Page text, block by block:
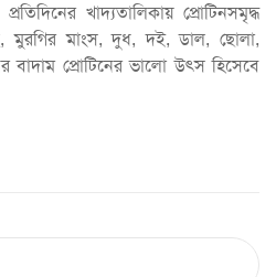
খাদ্যতালিকায় প্রোটিনসমৃদ্ধ
মুরগির মাংস, দুধ, দই, ডাল, ছোলা,
বাদাম প্রোটিনের ভালো উৎস হিসেবে